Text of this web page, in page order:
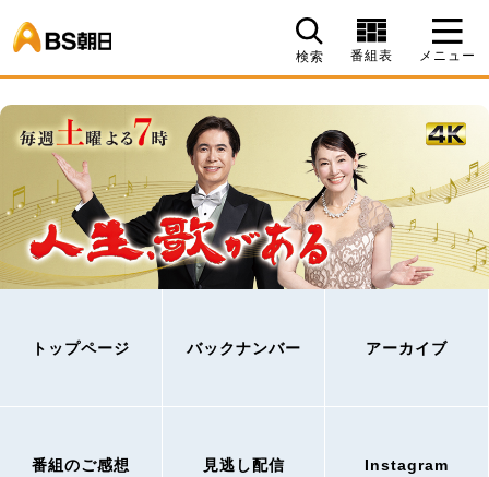
検索 番組表 メニュー
トップページ バックナンバー アーカイブ
番組のご感想 見逃し配信 Instagram